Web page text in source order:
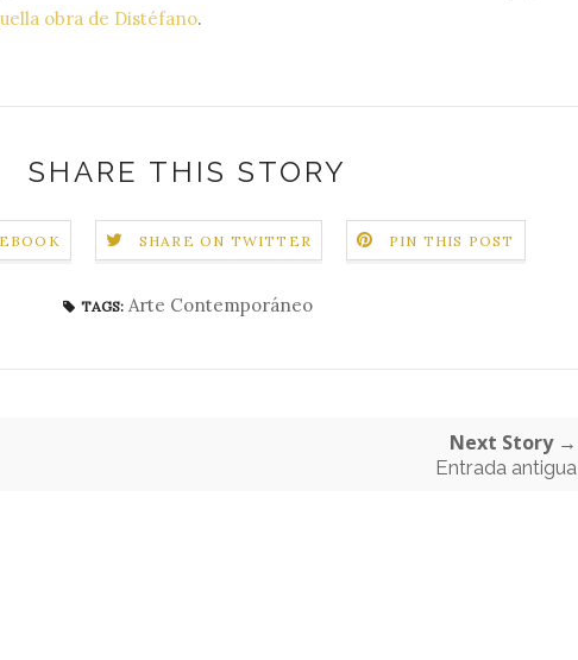
obra de Distéfano.
SHARE THIS STORY
SHARE ON TWITTER PIN THIS POST
TAGS: Arte Contemporáneo
Next Story →
Entrada antigua